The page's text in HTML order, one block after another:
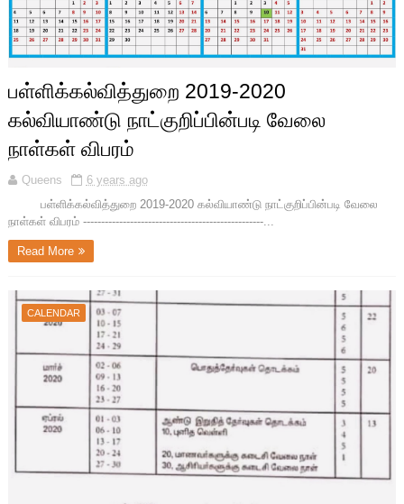
பள்ளிக்கல்வித்துறை 2019-2020
கல்வியாண்டு நாட்குறிப்பின்படி வேலை
நாள்கள் விபரம்
Queens
6 years ago
பள்ளிக்கல்வித்துறை 2019-2020 கல்வியாண்டு நாட்குறிப்பின்படி வேலை
நாள்கள் விபரம் --------------------------------------------------...
Read More
CALENDAR